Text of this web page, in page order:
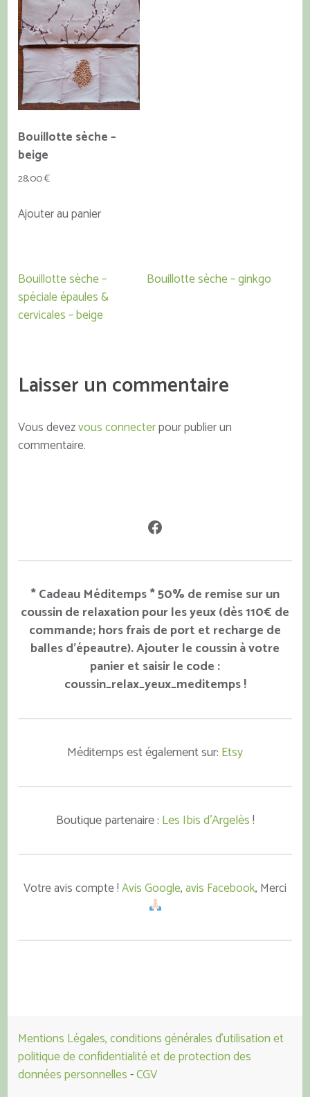
Bouillotte sèche –
beige
28,00€
Ajouter au panier
Navigation
de
l’article
Bouillotte sèche –
spéciale épaules &
cervicales – beige
Bouillotte sèche – ginkgo
Laisser un commentaire
Vous devezvous connecterpour publier un
commentaire.
Facebook
* Cadeau Méditemps * 50% de remise sur un
coussin de relaxation pour les yeux (dès 110€ de
commande; hors frais de port et recharge de
balles d'épeautre). Ajouter le coussin à votre
panier et saisir le code :
coussin_relax_yeux_meditemps !
Méditemps est également sur: Etsy
Boutique partenaire : Les Ibis d'Argelès!
Votre avis compte !Avis Google,avis Facebook, Merci
Mentions Légales, conditions générales d'utilisation et
politique de confidentialité et de protection des
données personnelles-CGV